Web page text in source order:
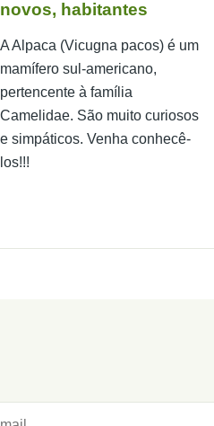
novos, habitantes
A Alpaca (Vicugna pacos) é um
mamífero sul-americano,
pertencente à família
Camelidae. São muito curiosos
e simpáticos. Venha conhecê-
los!!!